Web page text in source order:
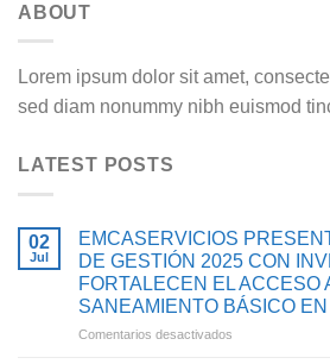
ABOUT
Lorem ipsum dolor sit amet,
sed diam nonummy nibh euismod
LATEST POSTS
02
Jul
EMCASERVICIOS
DE GESTIÓN 2025 CON
FORTALECEN EL ACCESO
SANEAMIENTO BÁSICO
Comentarios desactivados